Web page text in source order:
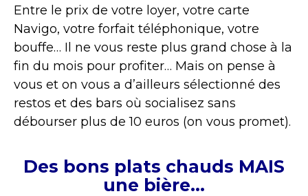
Entre le prix de votre loyer, votre carte
Navigo, votre forfait téléphonique, votre
bouffe… Il ne vous reste plus grand chose à la
fin du mois pour profiter… Mais on pense à
vous et on vous a d’ailleurs sélectionné des
restos et des bars où socialisez sans
débourser plus de 10 euros (on vous promet).
Des bons plats chauds MAIS
une bière…